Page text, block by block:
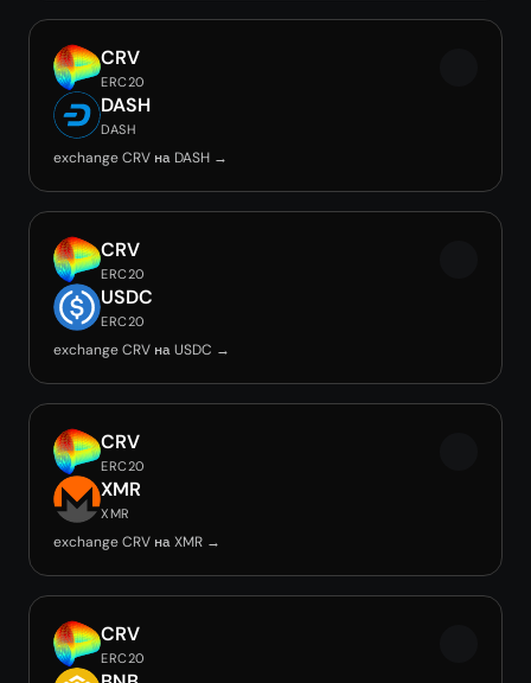
CRV
ERC20
DASH
DASH
exchange CRV на DASH →
CRV
ERC20
USDC
ERC20
exchange CRV на USDC →
CRV
ERC20
XMR
XMR
exchange CRV на XMR →
CRV
ERC20